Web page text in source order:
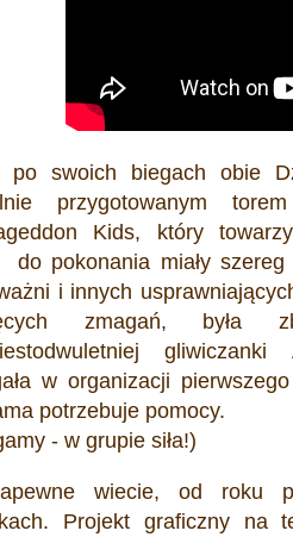
po swoich biegach obie
przygotowanym
Kids, który
do pokonania miały szereg
i innych
zmagań, była
w organizacji
potrzebuje pomocy.
- w grupie siła!)
wiecie, od roku
Projekt graficzny na